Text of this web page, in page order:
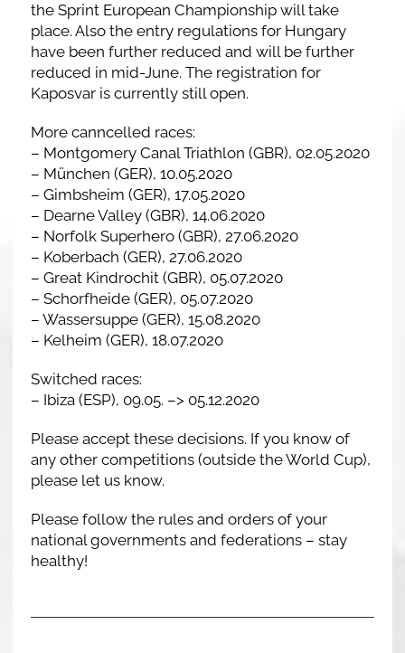
the Sprint European Championship will take
place. Also the entry regulations for Hungary
have been further reduced and will be further
reduced in mid-June. The registration for
Kaposvar is currently still open.
More canncelled races:
– Montgomery Canal Triathlon (GBR), 02.05.2020
– München (GER), 10.05.2020
– Gimbsheim (GER), 17.05.2020
– Dearne Valley (GBR), 14.06.2020
– Norfolk Superhero (GBR), 27.06.2020
– Koberbach (GER), 27.06.2020
– Great Kindrochit (GBR), 05.07.2020
– Schorfheide (GER), 05.07.2020
– Wassersuppe (GER), 15.08.2020
– Kelheim (GER), 18.07.2020
Switched races:
– Ibiza (ESP), 09.05. –> 05.12.2020
Please accept these decisions. If you know of
any other competitions (outside the World Cup),
please let us know.
Please follow the rules and orders of your
national governments and federations – stay
healthy!